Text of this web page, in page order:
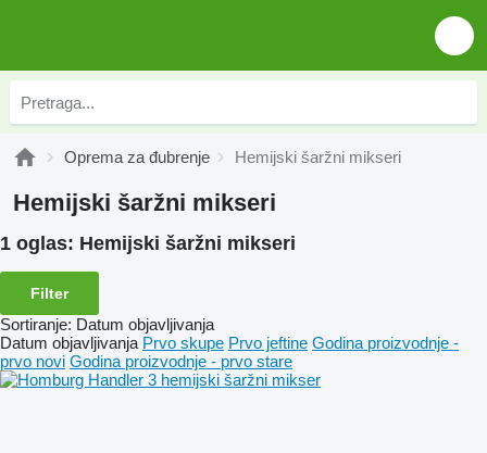
Oprema za đubrenje Hemijski šaržni mikseri
Hemijski šaržni mikseri
1 oglas: Hemijski šaržni mikseri
Filter
Sortiranje: Datum objavljivanja
Datum objavljivanja Prvo skupe Prvo jeftine Godina proizvodnje -
prvo novi Godina proizvodnje - prvo stare